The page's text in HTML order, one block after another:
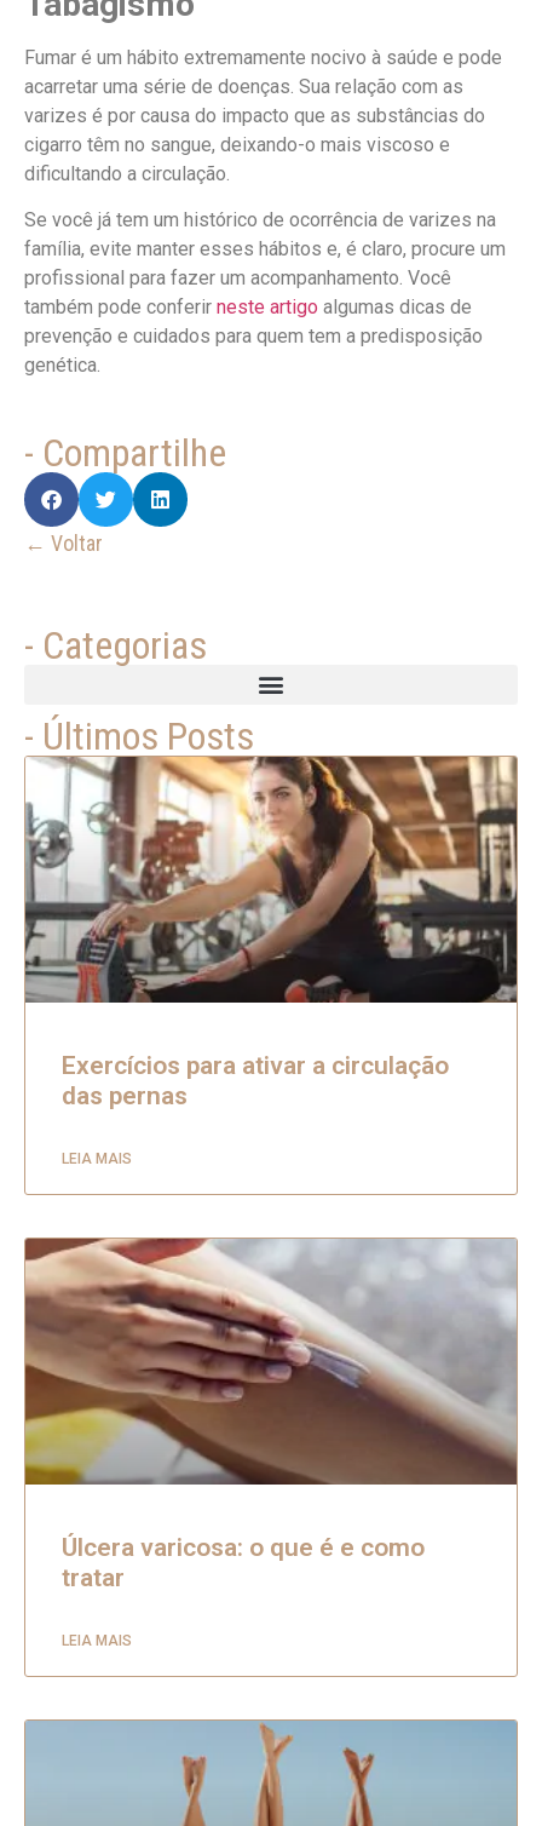
Fumar é um hábito extremamente nocivo à saúde e pode
acarretar uma série de doenças. Sua relação com as
varizes é por causa do impacto que as substâncias do
cigarro têm no sangue, deixando-o mais viscoso e
dificultando a circulação.
Se você já tem um histórico de ocorrência de varizes na
família, evite manter esses hábitos e, é claro, procure um
profissional para fazer um acompanhamento. Você
também pode conferir neste artigo algumas dicas de
prevenção e cuidados para quem tem a predisposição
genética.
- Compartilhe
← Voltar
- Categorias
- Últimos Posts
Exercícios para ativar a circulação
das pernas
LEIA MAIS
Úlcera varicosa: o que é e como
tratar
LEIA MAIS